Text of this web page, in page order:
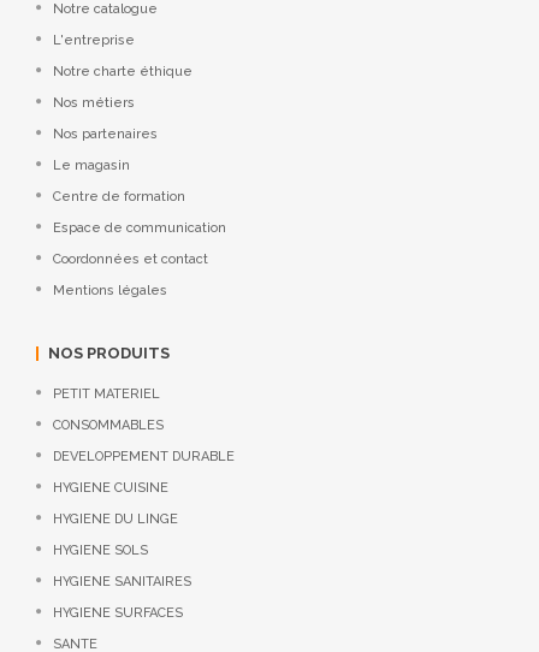
Notre catalogue
L'entreprise
Notre charte éthique
Nos métiers
Nos partenaires
Le magasin
Centre de formation
Espace de communication
Coordonnées et contact
Mentions légales
NOS PRODUITS
PETIT MATERIEL
CONSOMMABLES
DEVELOPPEMENT DURABLE
HYGIENE CUISINE
HYGIENE DU LINGE
HYGIENE SOLS
HYGIENE SANITAIRES
HYGIENE SURFACES
SANTE